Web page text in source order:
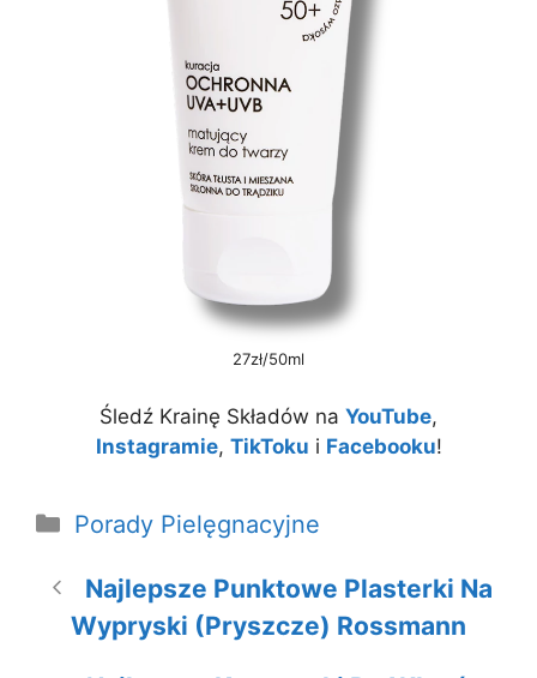
27zł/50ml
Śledź Krainę Składów na YouTube,
Instagramie, TikToku i Facebooku!
Kategorie
Porady Pielęgnacyjne
Najlepsze Punktowe Plasterki Na
Wypryski (pryszcze) Rossmann